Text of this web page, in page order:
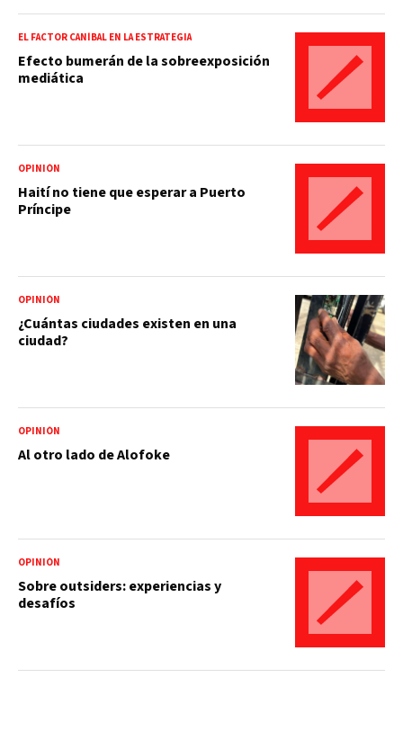
EL FACTOR CANÍBAL EN LA ESTRATEGIA
Efecto bumerán de la sobreexposición
mediática
OPINIÓN
Haití no tiene que esperar a Puerto
Príncipe
OPINIÓN
¿Cuántas ciudades existen en una
ciudad?
OPINIÓN
Al otro lado de Alofoke
OPINIÓN
Sobre outsiders: experiencias y
desafíos